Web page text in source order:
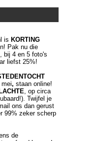
is KORTING
Pak nu die
bij 4 en 5 foto's
liefst 25%!
, staan online!
, op circa
Twijfel je
ons dan gerust
99% zeker scherp
de